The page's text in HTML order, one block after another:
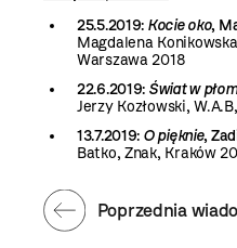
25.5.2019: Kocie oko,
Magdalena
Warszawa 2018
22.6.2019: Świat w
Jerzy Kozłowski,
13.7.2019: O pięknie,
Batko, Znak, Kraków
Poprzednia